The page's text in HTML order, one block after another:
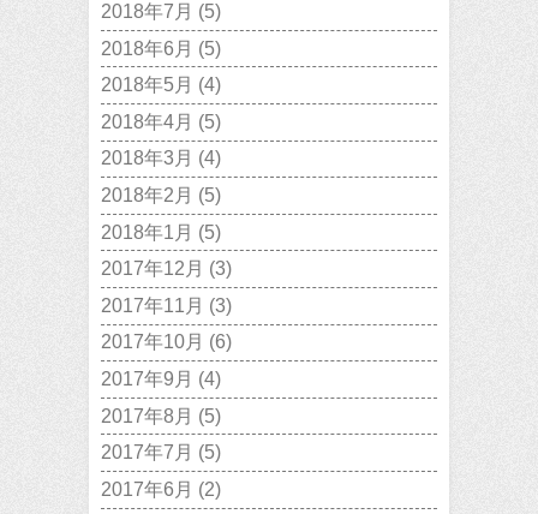
2018年7月 (5)
2018年6月 (5)
2018年5月 (4)
2018年4月 (5)
2018年3月 (4)
2018年2月 (5)
2018年1月 (5)
2017年12月 (3)
2017年11月 (3)
2017年10月 (6)
2017年9月 (4)
2017年8月 (5)
2017年7月 (5)
2017年6月 (2)